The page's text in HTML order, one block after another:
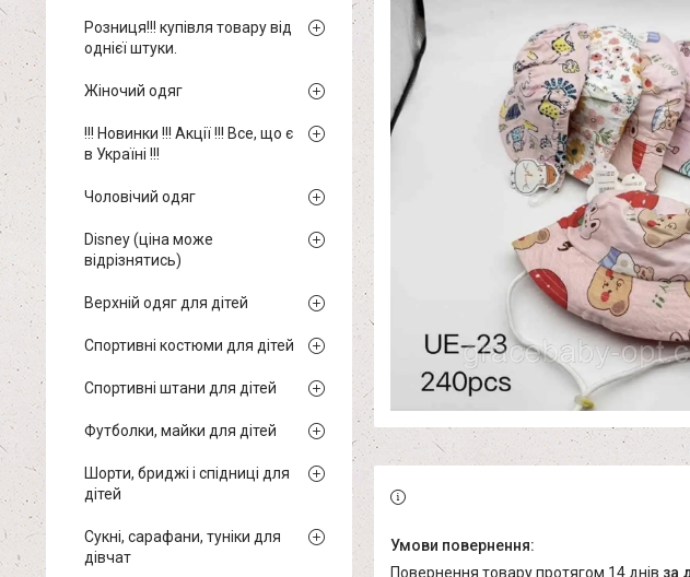
повернення товару протягом 14 днів за
Розниця!!! купівля товару від
однієї штуки.
Жіночий одяг
!!! Новинки !!! Акції !!! Все, що є
в Україні !!!
Чоловічий одяг
Disney (ціна може
відрізнятись)
Верхній одяг для дітей
Спортивні костюми для дітей
Спортивні штани для дітей
Футболки, майки для дітей
Шорти, бриджі і спідниці для
дітей
Сукні, сарафани, туніки для
дівчат